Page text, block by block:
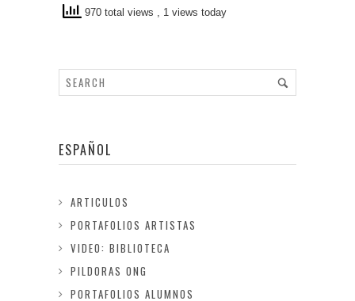
970 total views , 1 views today
ESPAÑOL
ARTICULOS
PORTAFOLIOS ARTISTAS
VIDEO: BIBLIOTECA
PILDORAS ONG
PORTAFOLIOS ALUMNOS